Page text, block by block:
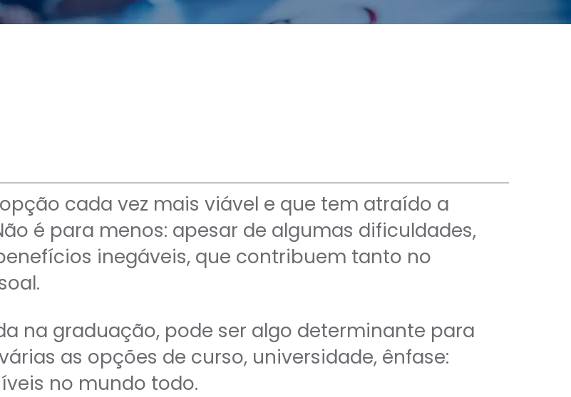
cada vez mais viável e que tem atraído a
é para menos: apesar de algumas dificuldades,
inegáveis, que contribuem tanto no
na graduação, pode ser algo determinante para
as opções de curso, universidade, ênfase:
no mundo todo.